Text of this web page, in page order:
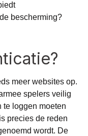
bescherming?
meer websites op.
spelers veilig
te loggen moeten
precies de reden
wordt. De